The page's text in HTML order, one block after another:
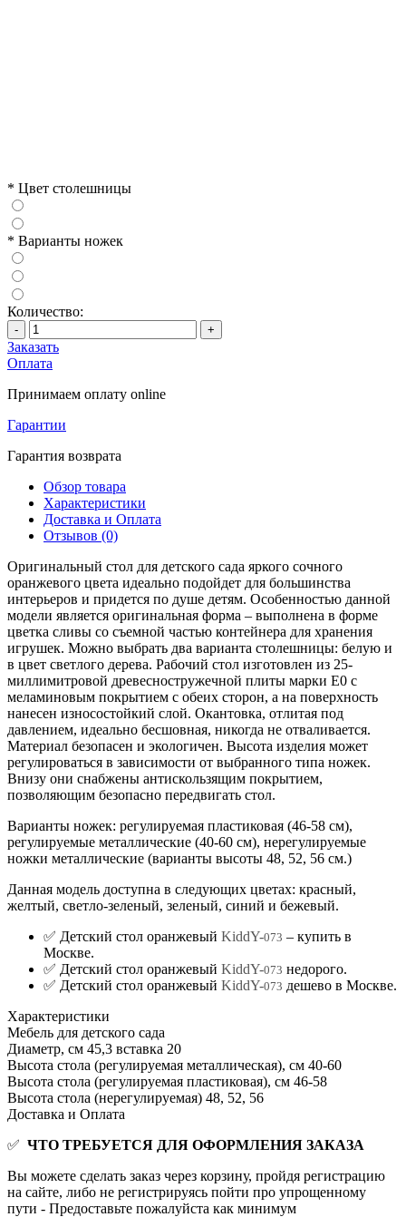
* Цвет столешницы
* Варианты ножек
Количество:
- +
Заказать
Оплата
Принимаем оплату online
Гарантии
Гарантия возврата
Обзор товара
Характеристики
Доставка и Оплата
Отзывов (0)
Оригинальный стол для детского сада яркого сочного
оранжевого цвета идеально подойдет для большинства
интерьеров и придется по душе детям. Особенностью данной
модели является оригинальная форма – выполнена в форме
цветка сливы со съемной частью контейнера для хранения
игрушек. Можно выбрать два варианта столешницы: белую и
в цвет светлого дерева. Рабочий стол изготовлен из 25-
миллимитровой древесностружечной плиты марки E0 с
меламиновым покрытием с обеих сторон, а на поверхность
нанесен износостойкий слой. Окантовка, отлитая под
давлением, идеально бесшовная, никогда не отваливается.
Материал безопасен и экологичен. Высота изделия может
регулироваться в зависимости от выбранного типа ножек.
Внизу они снабжены антискользящим покрытием,
позволяющим безопасно передвигать стол.
Варианты ножек: регулируемая пластиковая (46-58 см),
регулируемые металлические (40-60 см), нерегулируемые
ножки металлические (варианты высоты 48, 52, 56 см.)
Данная модель доступна в следующих цветах: красный,
желтый, светло-зеленый, зеленый, синий и бежевый.
✅ Детский стол оранжевый KiddY-073 – купить в
Москве.
✅ Детский стол оранжевый KiddY-073 недорого.
✅ Детский стол оранжевый KiddY-073 дешево в Москве.
Характеристики
Мебель для детского сада
Диаметр, см 45,3 вставка 20
Высота стола (регулируемая металлическая), см 40-60
Высота стола (регулируемая пластиковая), см 46-58
Высота стола (нерегулируемая) 48, 52, 56
Доставка и Оплата
✅ ЧТО ТРЕБУЕТСЯ ДЛЯ ОФОРМЛЕНИЯ ЗАКАЗА
Вы можете сделать заказ через корзину, пройдя регистрацию
на сайте, либо не регистрируясь пойти про упрощенному
пути - Предоставьте пожалуйста как минимум